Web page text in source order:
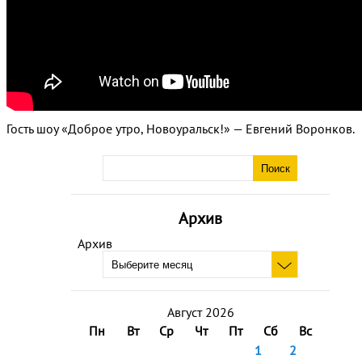
Архив
Архив
Август 2026
Пн
Вт Ср Чт Пт Сб
Вс
1
2
Гость шоу «Доброе утро, Новоуральск!» — Евгений Воронков.